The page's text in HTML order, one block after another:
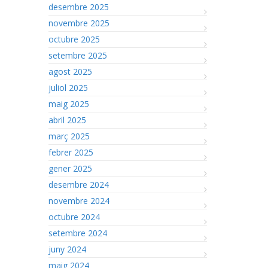
desembre 2025
novembre 2025
octubre 2025
setembre 2025
agost 2025
juliol 2025
maig 2025
abril 2025
març 2025
febrer 2025
gener 2025
desembre 2024
novembre 2024
octubre 2024
setembre 2024
juny 2024
maig 2024